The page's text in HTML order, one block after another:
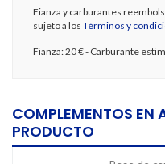
Fianza y carburantes
sujeto a los Términos y
Fianza:20 €- Carburante
COMPLEMENTOS EN
PRODUCTO